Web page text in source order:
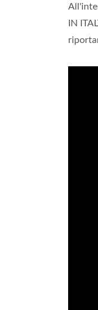
IN